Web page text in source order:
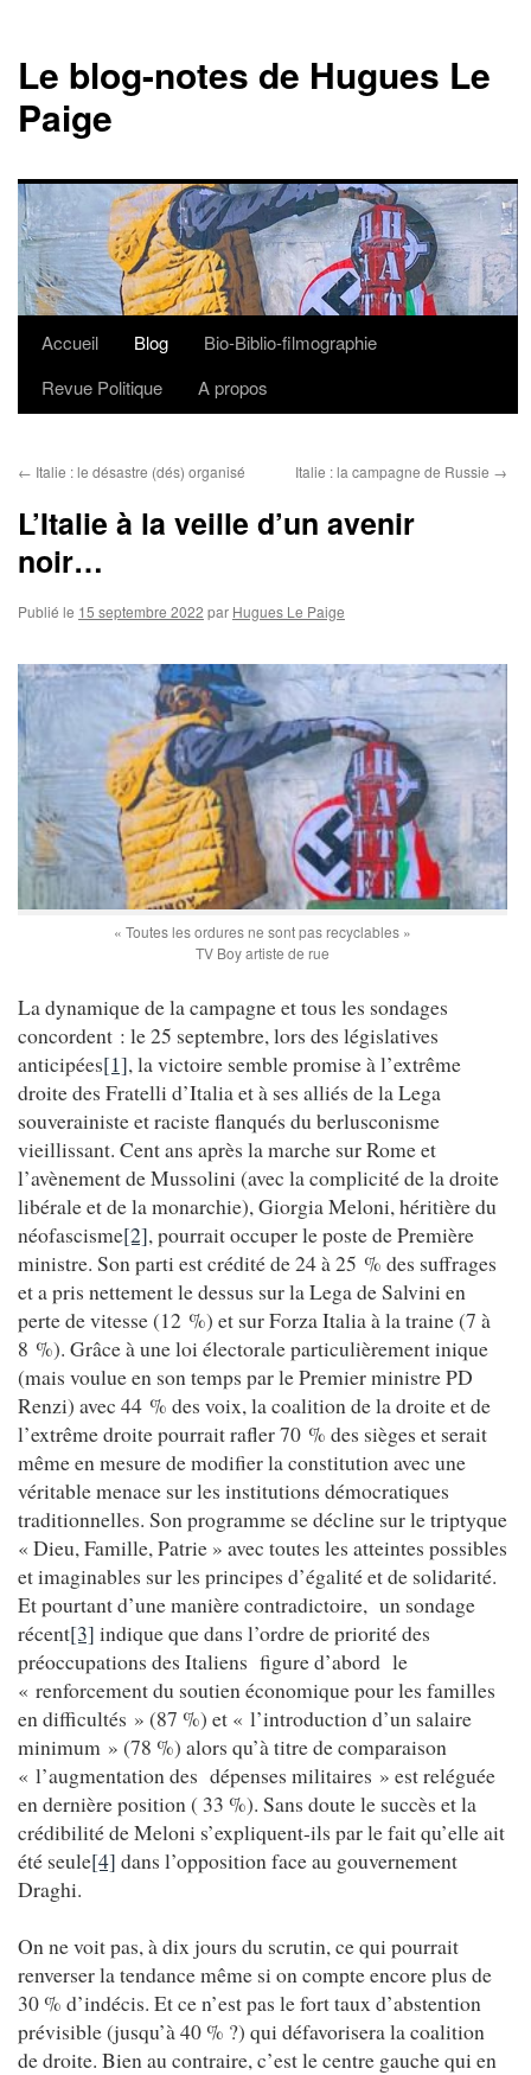
Le blog-notes de Hugues Le
Paige
Aller
Accueil Blog
Bio-Biblio-filmographie
Revue Politique
A propos
← Italie : le désastre (dés) organisé Italie : la campagne de Russie →
L’Italie à la veille d’un avenir
noir…
Publié le 15 septembre 2022 par Hugues Le Paige
« Toutes les ordures ne sont pas recyclables »
TV Boy artiste de rue
La dynamique de la campagne et tous les sondages
concordent : le 25 septembre, lors des législatives
anticipées[1], la victoire semble promise à l’extrême
droite des Fratelli d’Italia et à ses alliés de la Lega
souverainiste et raciste flanqués du berlusconisme
vieillissant. Cent ans après la marche sur Rome et
l’avènement de Mussolini (avec la complicité de la droite
libérale et de la monarchie), Giorgia Meloni, héritière du
néofascisme[2], pourrait occuper le poste de Première
ministre. Son parti est crédité de 24 à 25 % des suffrages
et a pris nettement le dessus sur la Lega de Salvini en
perte de vitesse (12 %) et sur Forza Italia à la traine (7 à
8 %). Grâce à une loi électorale particulièrement inique
(mais voulue en son temps par le Premier ministre PD
Renzi) avec 44 % des voix, la coalition de la droite et de
l’extrême droite pourrait rafler 70 % des sièges et serait
même en mesure de modifier la constitution avec une
véritable menace sur les institutions démocratiques
traditionnelles. Son programme se décline sur le triptyque
« Dieu, Famille, Patrie » avec toutes les atteintes possibles
et imaginables sur les principes d’égalité et de solidarité.
Et pourtant d’une manière contradictoire, un sondage
récent[3] indique que dans l’ordre de priorité des
préoccupations des Italiens figure d’abord le
« renforcement du soutien économique pour les familles
en difficultés » (87 %) et « l’introduction d’un salaire
minimum » (78 %) alors qu’à titre de comparaison
« l’augmentation des dépenses militaires » est reléguée
en dernière position ( 33 %). Sans doute le succès et la
crédibilité de Meloni s’expliquent-ils par le fait qu’elle ait
été seule[4] dans l’opposition face au gouvernement
Draghi.
On ne voit pas, à dix jours du scrutin, ce qui pourrait
renverser la tendance même si on compte encore plus de
30 % d’indécis. Et ce n’est pas le fort taux d’abstention
prévisible (jusqu’à 40 % ?) qui défavorisera la coalition
de droite. Bien au contraire, c’est le centre gauche qui en